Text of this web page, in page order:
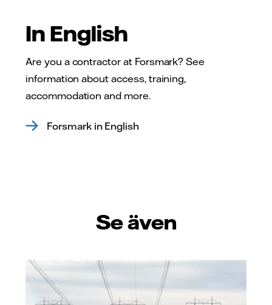
In English
Are you a contractor at Forsmark? See
information about access, training,
accommodation and more.
Forsmark in English
Se även